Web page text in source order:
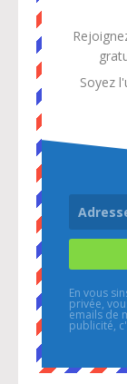
Soyez
En vous
privée,
emails de
publicité,